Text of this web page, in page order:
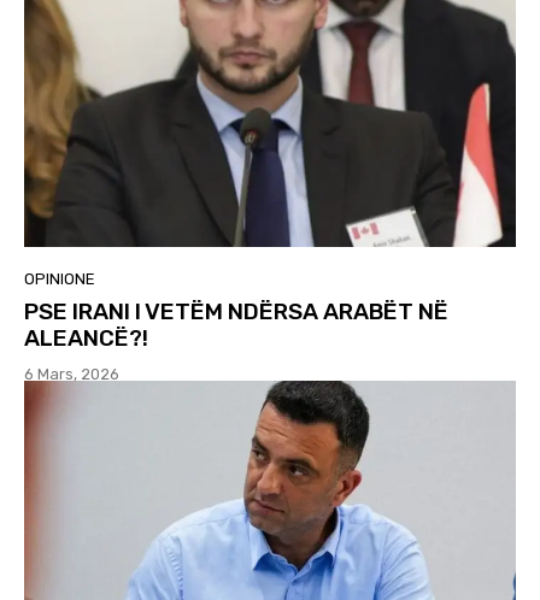
OPINIONE
PSE IRANI I VETËM NDËRSA ARABËT NË
ALEANCË?!
6 Mars, 2026